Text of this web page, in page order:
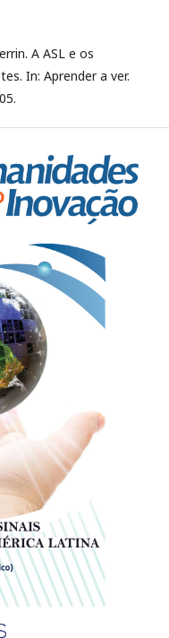
A ASL e os
In: Aprender a ver.